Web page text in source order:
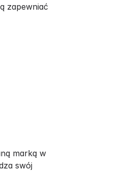
zapewniać
marką w
swój